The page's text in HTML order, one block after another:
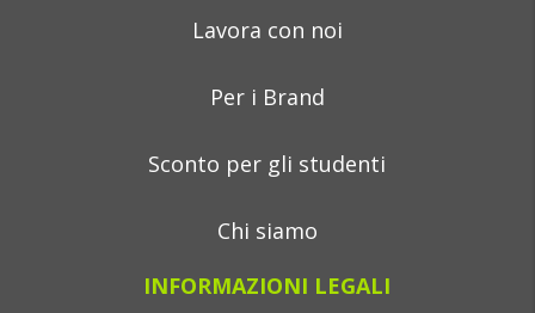
Lavora con noi
Per i Brand
Sconto per gli studenti
Chi siamo
INFORMAZIONI LEGALI